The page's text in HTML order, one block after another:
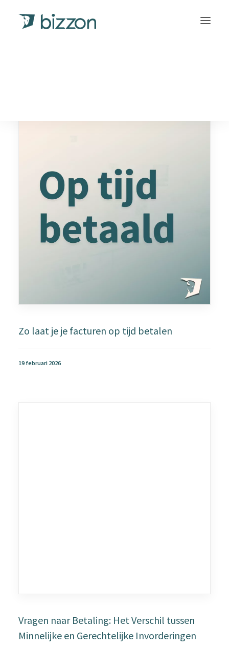
Zo laat je je facturen op tijd betalen
19 februari 2026
Vragen naar Betaling: Het Verschil tussen
Minnelijke en Gerechtelijke Invorderingen